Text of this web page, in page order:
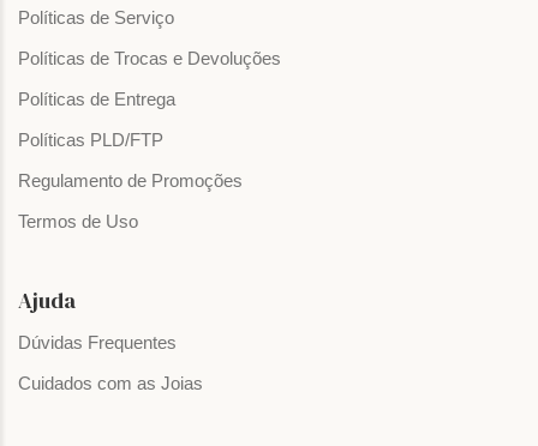
Políticas de Serviço
Políticas de Trocas e Devoluções
Políticas de Entrega
Políticas PLD/FTP
Regulamento de Promoções
Termos de Uso
Ajuda
Dúvidas Frequentes
Cuidados com as Joias